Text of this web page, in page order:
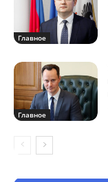
Главное
Главное